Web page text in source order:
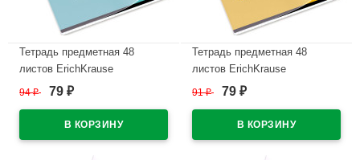
Тетрадь предметная 48
листов ErichKrause
Котоформулы Русский язык
арт.59697
94₽ 79 ₽
Тетрадь предметная 48
листов ErichKrause
Котоформулы
обложка арт.62534
91₽ 79 ₽